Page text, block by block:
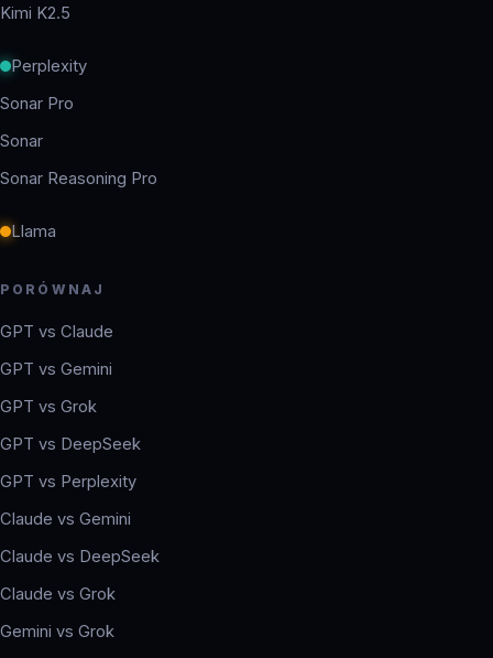
Kimi K2.5
Perplexity
Sonar Pro
Sonar
Sonar Reasoning Pro
Llama
PORÓWNAJ
GPT vs Claude
GPT vs Gemini
GPT vs Grok
GPT vs DeepSeek
GPT vs Perplexity
Claude vs Gemini
Claude vs DeepSeek
Claude vs Grok
Gemini vs Grok